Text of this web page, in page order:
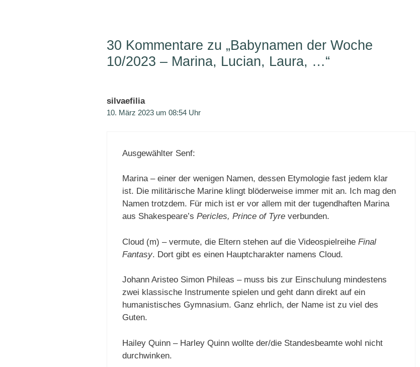
30 Kommentare zu „Babynamen der Woche
10/2023 – Marina, Lucian, Laura, …“
silvaefilia
10. März 2023 um 08:54 Uhr
Ausgewählter Senf:
Marina – einer der wenigen Namen, dessen Etymologie fast jedem klar
ist. Die militärische Marine klingt blöderweise immer mit an. Ich mag den
Namen trotzdem. Für mich ist er vor allem mit der tugendhaften Marina
aus Shakespeare’s Pericles, Prince of Tyre verbunden.
Cloud (m) – vermute, die Eltern stehen auf die Videospielreihe Final
Fantasy. Dort gibt es einen Hauptcharakter namens Cloud.
Johann Aristeo Simon Phileas – muss bis zur Einschulung mindestens
zwei klassische Instrumente spielen und geht dann direkt auf ein
humanistisches Gymnasium. Ganz ehrlich, der Name ist zu viel des
Guten.
Hailey Quinn – Harley Quinn wollte der/die Standesbeamte wohl nicht
durchwinken.